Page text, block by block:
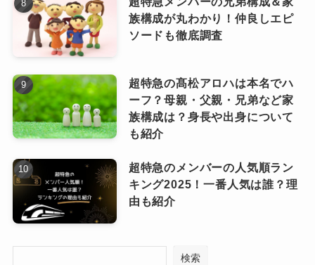
からの絶大な支持につながってい
ますよね！
スノーマン（Snow Man）佐久間大介
は身長サバ読んでる？
最後に、Snow Manメンバーの最新身長順ランキ
ングを確認してみましょう。
2025年版の公式プロフィールや各メディア情報
をもとにしたメンバーの身長順は以下の通りで
す。
1 ラウール 192cm
2 目黒蓮 185cm
3 岩本照 182cm
4 阿部亮平 178cm
5 向井康二 175〜175.5cm
族構成が丸わかり！仲良しエピ
ソードも徹底調査
超特急の髙松アロハは本名でハ
ーフ？母親・父親・兄弟など家
族構成は？身長や出身について
も紹介
超特急のメンバーの人気順ラン
キング2025！一番人気は誰？理
由も紹介
検索